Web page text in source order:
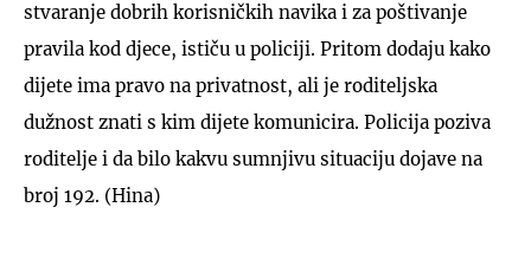
stvaranje dobrih korisničkih navika i za poštivanje
pravila kod djece, ističu u policiji. Pritom dodaju kako
dijete ima pravo na privatnost, ali je roditeljska
dužnost znati s kim dijete komunicira. Policija poziva
roditelje i da bilo kakvu sumnjivu situaciju dojave na
broj 192. (Hina)